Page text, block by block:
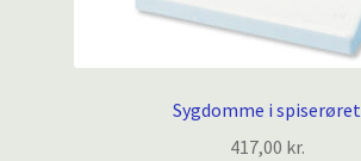
Sygdomme i spiserøret
417,00 kr.